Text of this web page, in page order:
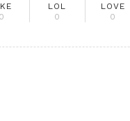
0
LOL
0
LOVE
0